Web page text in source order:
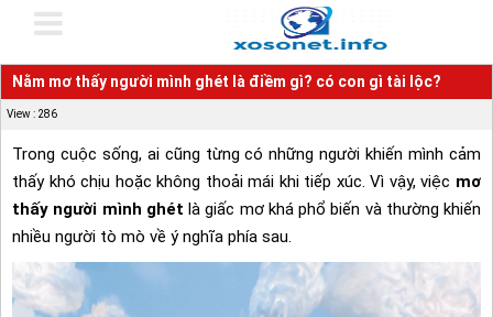
Nằm mơ thấy người mình ghét là điềm gì? có con gì tài lộc?
View : 286
Trong cuộc sống, ai cũng từng có những người khiến mình cảm
thấy khó chịu hoặc không thoải mái khi tiếp xúc. Vì vậy, việc mơ
thấy người mình ghét là giấc mơ khá phổ biến và thường khiến
nhiều người tò mò về ý nghĩa phía sau.